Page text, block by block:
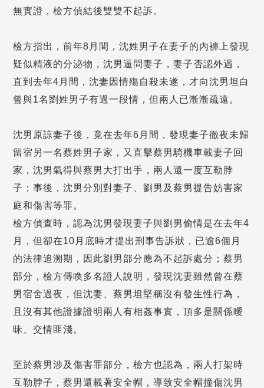
無實證，檢方偵結後雙雙不起訴。
檢方指出，前年8月間，沈姓男子在妻子的內褲上發現
疑似精液的分泌物，沈男逼問妻子，妻子否認外遇，
直到去年4月間，沈妻因情殤自殺未遂，才向沈男坦白
曾與1名劉姓男子有過一段情，但兩人已漸漸疏遠。
沈男原諒妻子後，竟在去年6月間，發現妻子徹夜未歸
留宿另一名蔡姓男子家，又直擊蔡男騎機車載妻子回
家，沈男氣得與蔡男大打出手，兩人還一度互勒脖
子；事後，沈男分別對妻子、劉男及蔡男提告妨害家
庭和傷害等罪。
檢方偵查時，認為沈男發現妻子與劉男偷情是在去年4
月，但卻在10月底時才提出刑事告訴狀，已逾6個月
的法律追溯期，因此劉男部分應為不起訴處分；蔡男
部分，檢方傳喚多名證人說明，發現沈妻雖然曾在蔡
男宿舍過夜，但沈妻、蔡男坦堅稱沒有發生性行為，
且沒有其他證據證明兩人有相姦事實，頂多是關係曖
昧、交情匪淺。
至於蔡男涉及傷害罪部分，檢方也認為，兩人打架時
互勒脖子，蔡男還載著安全帽，導致安全帽撞傷沈男